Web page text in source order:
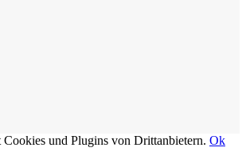
Cookies und Plugins von Drittanbietern. Ok